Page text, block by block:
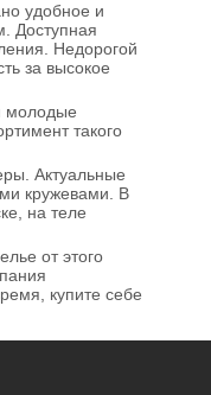
удобное и
Доступная
Недорогой
за высокое
молодые
такого
Актуальные
кружевами. В
на теле
от этого
купите себе